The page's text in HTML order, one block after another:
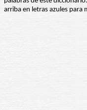
arriba en letras azules para